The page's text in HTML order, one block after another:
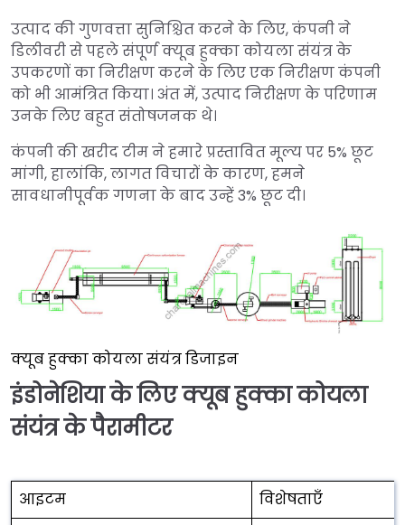
उत्पाद की गुणवत्ता सुनिश्चित करने के लिए, कंपनी ने
डिलीवरी से पहले संपूर्ण क्यूब हुक्का कोयला संयंत्र के
उपकरणों का निरीक्षण करने के लिए एक निरीक्षण कंपनी
को भी आमंत्रित किया। अंत में, उत्पाद निरीक्षण के परिणाम
उनके लिए बहुत संतोषजनक थे।
कंपनी की खरीद टीम ने हमारे प्रस्तावित मूल्य पर 5% छूट
मांगी, हालांकि, लागत विचारों के कारण, हमने
सावधानीपूर्वक गणना के बाद उन्हें 3% छूट दी।
क्यूब हुक्का कोयला संयंत्र डिजाइन
इंडोनेशिया के लिए क्यूब हुक्का कोयला
संयंत्र के पैरामीटर
आइटम विशेषताएँ